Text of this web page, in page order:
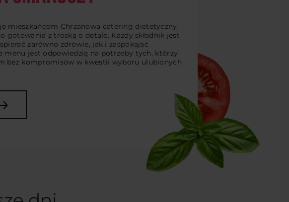
mieszkańcom Chrzanowa catering dietetyczny,
gotowania z troską o detale. Każdy składnik jest
zarówno zdrowie, jak i zaspokajać
menu jest odpowiedzią na potrzeby tych, którzy
bez kompromisów w kwestii wyboru ulubionych